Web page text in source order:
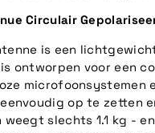
Circulair
is een
ontworpen voor een
microfoonsystemen
eenvoudig op te
weegt slechts 1.1 kg -